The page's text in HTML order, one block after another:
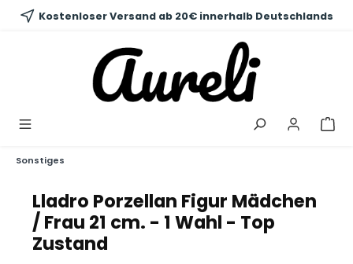
springen
Kostenloser Versand ab 20€ innerhalb Deutschlands
Sonstiges
Lladro Porzellan Figur Mädchen
/ Frau 21 cm. - 1 Wahl - Top
Zustand